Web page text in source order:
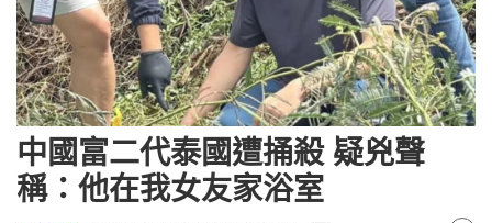
中國富二代泰國遭捅殺 疑兇聲
稱：他在我女友家浴室